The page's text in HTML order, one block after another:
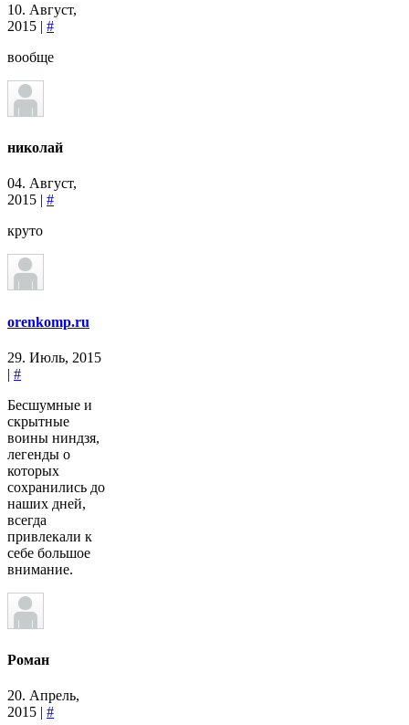
10. Август,
2015 | #
вообще
николай
04. Август,
2015 | #
круто
orenkomp.ru
29. Июль, 2015
| #
Бесшумные и
скрытные
воины ниндзя,
легенды о
которых
сохранились до
наших дней,
всегда
привлекали к
себе большое
внимание.
Роман
20. Апрель,
2015 | #